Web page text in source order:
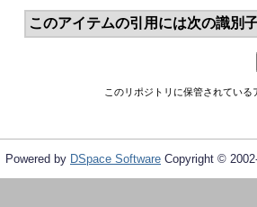
このアイテムの引用には次の識別
このリポジトリに保管されてい
Powered by DSpace Software Copyright ©